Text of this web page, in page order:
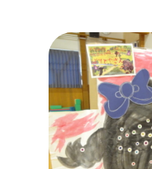
交通ア
お問い合わせ
サイトポリシー